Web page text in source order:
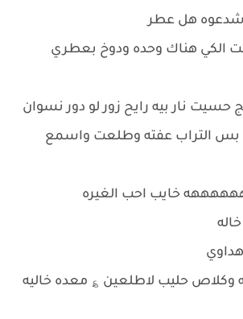
شدعوه هل عطر
الكي هناك وحده ودوخ بعطري
نار بيه رايح زور لو دور نسوان
بس التراب عفته وطلعت واسمع
خايب احب الغيره
وكلاص حليب لاطلعين ؏ معده خاليه